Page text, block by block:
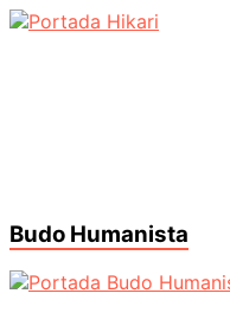
Budo Humanista